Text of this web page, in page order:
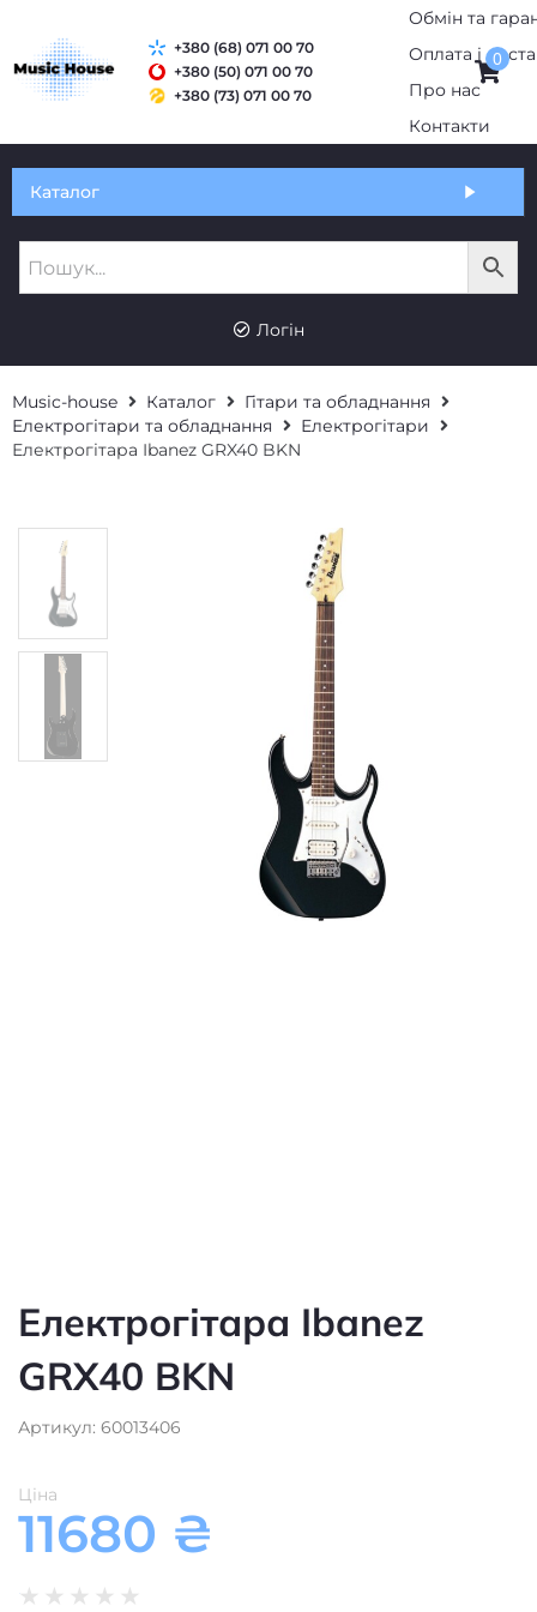
Обмін та гарантія
Про нас
+380 (50) 071 00 70
+380 (73) 071 00 70
0
RU
Логін
Music-house Каталог
Гітари та обладнання
Електрогітари та обладнання
Електрогітари
Електрогітара Ibanez GRX40 BKN
★ ★★★★
Є в наявності
Тип
Колір/обробка